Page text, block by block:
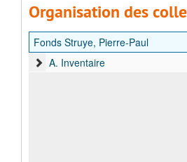
Organisation des
Fonds Struye, Pierre-Paul
A. Inventaire